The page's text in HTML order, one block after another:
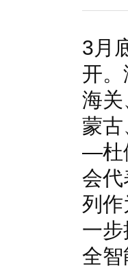
3月
开
海
蒙
—杜
会
列
一
全